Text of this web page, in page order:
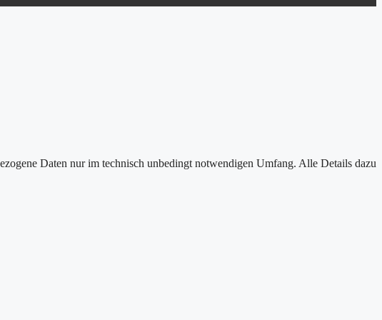
Daten nur im technisch unbedingt notwendigen Umfang. Alle Details dazu